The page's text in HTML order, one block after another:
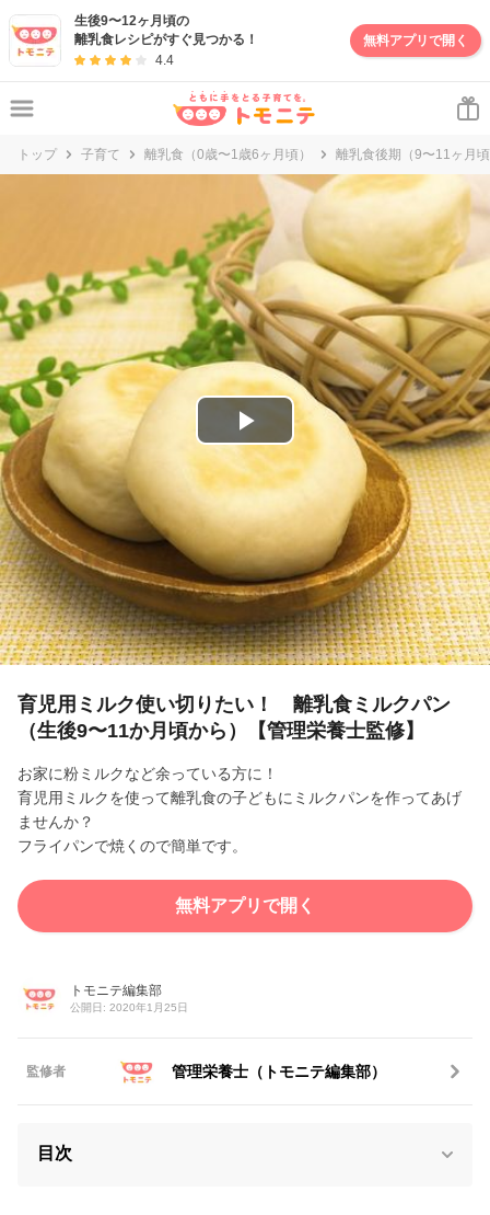
生後9〜12ヶ月頃の
離乳食レシピがすぐ見つかる！
4.4
無料アプリで開く
トップ 子育て 離乳食（0歳〜1歳6ヶ月頃） 離乳食後期（9〜11ヶ月
P
l
a
y
V
d
e
育児用ミルク使い切りたい！ 離乳食ミルクパン
（生後9〜11か月頃から）【管理栄養士監修】
お家に粉ミルクなど余っている方に！
育児用ミルクを使って離乳食の子どもにミルクパンを作ってあげ
ませんか？
フライパンで焼くので簡単です。
無料アプリで開く
トモニテ編集部
公開日: 2020年1月25日
監修者 管理栄養士（トモニテ編集部）
目次
妊娠・出産・子育て情報サイト | トモニテ